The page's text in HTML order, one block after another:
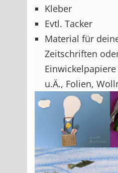
Kleber
Evtl. Tacker
Material für
Zeitschriften
u.Ä., Folien,